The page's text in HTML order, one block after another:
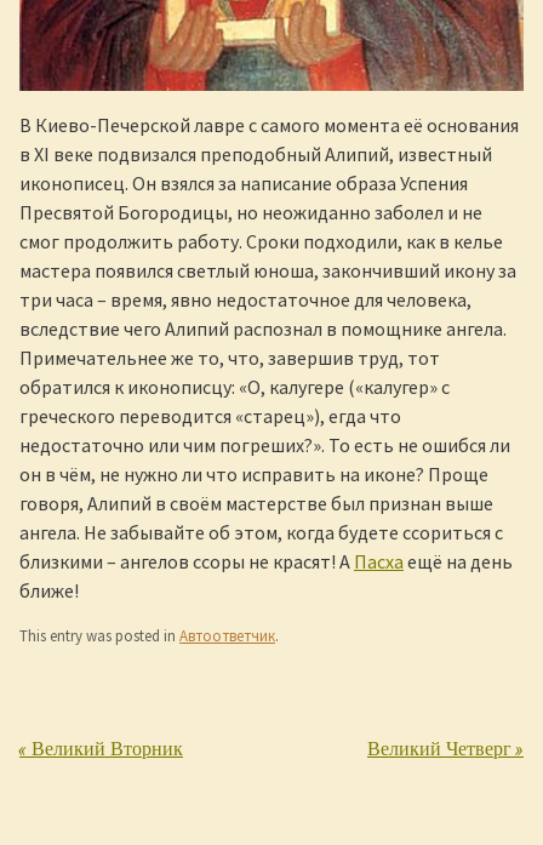
В Киево-Печерской лавре с самого момента её основания
в XI веке подвизался преподобный Алипий, известный
иконописец. Он взялся за написание образа Успения
Пресвятой Богородицы, но неожиданно заболел и не
смог продолжить работу. Сроки подходили, как в келье
мастера появился светлый юноша, закончивший икону за
три часа – время, явно недостаточное для человека,
вследствие чего Алипий распознал в помощнике ангела.
Примечательнее же то, что, завершив труд, тот
обратился к иконописцу: «О, калугере («калугер» с
греческого переводится «старец»), егда что
недостаточно или чим погреших?». То есть не ошибся ли
он в чём, не нужно ли что исправить на иконе? Проще
говоря, Алипий в своём мастерстве был признан выше
ангела. Не забывайте об этом, когда будете ссориться с
близкими – ангелов ссоры не красят! А Пасха ещё на день
ближе!
This entry was posted in Автоответчик.
Post navigation
«Великий Вторник Великий Четверг»